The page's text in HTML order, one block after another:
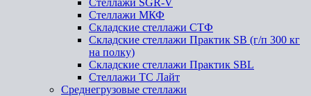
Стеллажи SGR-V
Стеллажи МКФ
Складские стеллажи СТФ
Складские стеллажи Практик SB (г/п 300 кг
на полку)
Складские стеллажи Практик SBL
Стеллажи ТС Лайт
Среднегрузовые стеллажи